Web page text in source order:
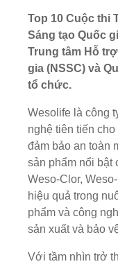
Top 10 Cuộc thi
Sáng tạo Quốc
Trung tâm Hỗ
gia (NSSC) và
tổ chức.
Wesolife là công
nghệ tiên tiến
đảm bảo an toàn
sản phẩm nổi bật
Weso-Clor,
hiệu quả trong
phẩm và công
sản xuất và bảo
Với tầm nhìn trở